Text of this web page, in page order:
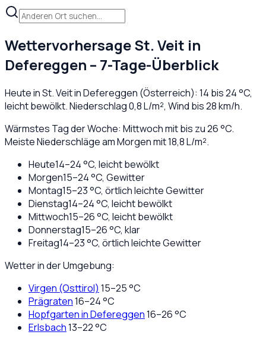
WettervorhersageSt. Veit in
Defereggen – 7-Tage-Überblick
Heute inSt. Veit in Defereggen (Österreich): 14 bis24°C,
leicht bewölkt. Niederschlag0,8L/m², Wind bis28km/h.
Wärmstes Tag der Woche: Mittwoch mit bis zu 26 °C.
Meiste Niederschläge am Morgen mit 18,8 L/m².
Heute14–24°C, leicht bewölkt
Morgen15–24°C, Gewitter
Montag15–23°C, örtlich leichte Gewitter
Dienstag14–24°C, leicht bewölkt
Mittwoch15–26°C, leicht bewölkt
Donnerstag15–26°C, klar
Freitag14–23°C, örtlich leichte Gewitter
Wetter in der Umgebung:
Virgen (Osttirol) 15–25°C
Prägraten16–24°C
Hopfgarten in Defereggen16–26°C
Erlsbach13–22°C